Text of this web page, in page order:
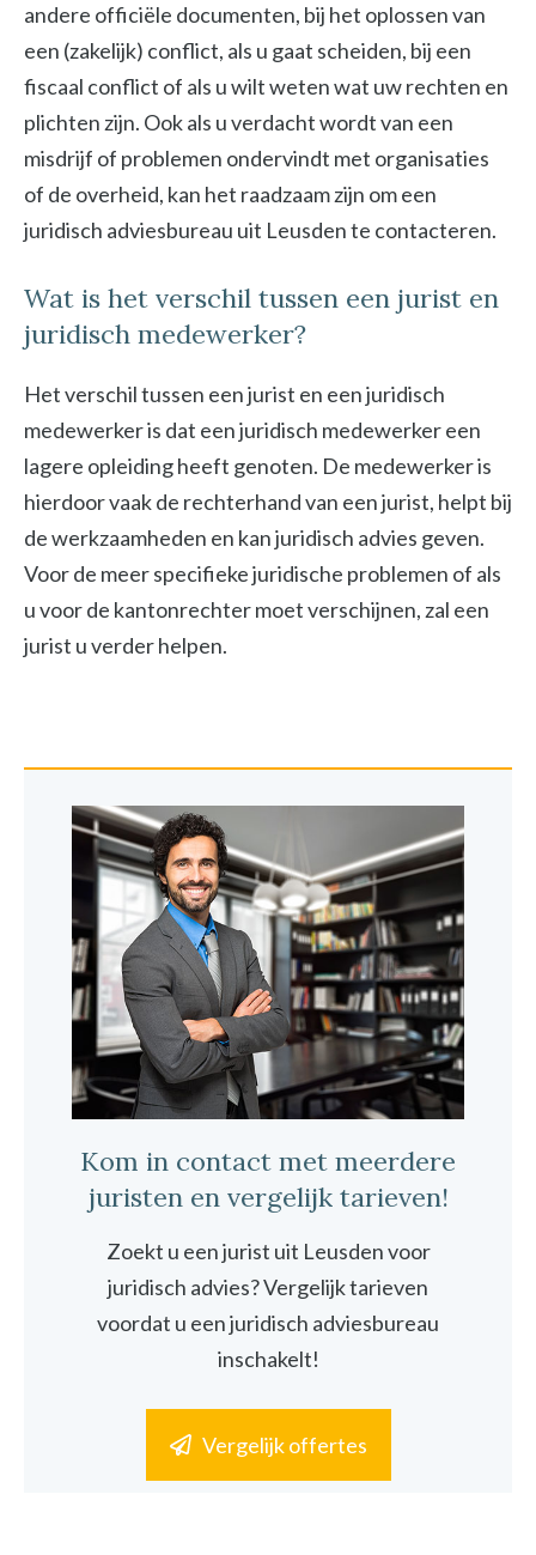
andere officiële documenten, bij het oplossen van
een (zakelijk) conflict, als u gaat scheiden, bij een
fiscaal conflict of als u wilt weten wat uw rechten en
plichten zijn. Ook als u verdacht wordt van een
misdrijf of problemen ondervindt met organisaties
of de overheid, kan het raadzaam zijn om een
juridisch adviesbureau uit Leusden te contacteren.
Wat is het verschil tussen een jurist en
juridisch medewerker?
Het verschil tussen een jurist en een juridisch
medewerker is dat een juridisch medewerker een
lagere opleiding heeft genoten. De medewerker is
hierdoor vaak de rechterhand van een jurist, helpt bij
de werkzaamheden en kan juridisch advies geven.
Voor de meer specifieke juridische problemen of als
u voor de kantonrechter moet verschijnen, zal een
jurist u verder helpen.
Kom in contact met meerdere
juristen en vergelijk tarieven!
Zoekt u een jurist uit Leusden voor
juridisch advies? Vergelijk tarieven
voordat u een juridisch adviesbureau
inschakelt!
Vergelijk offertes